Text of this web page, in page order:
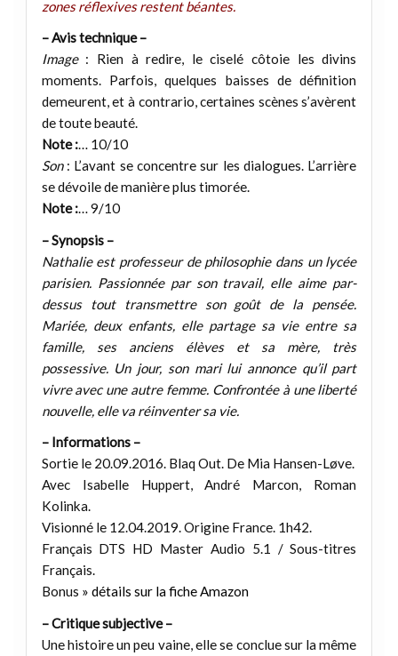
zones réflexives restent béantes.
– Avis technique –
Image: Rien à redire, le ciselé côtoie les divins
moments. Parfois, quelques baisses de définition
demeurent, et à contrario, certaines scènes s’avèrent
de toute beauté.
Note :… 10/10
Son: L’avant se concentre sur les dialogues. L’arrière
se dévoile de manière plus timorée.
Note :… 9/10
– Synopsis –
Nathalie est professeur de philosophie dans un lycée
parisien. Passionnée par son travail, elle aime par-
dessus tout transmettre son goût de la pensée.
Mariée, deux enfants, elle partage sa vie entre sa
famille, ses anciens élèves et sa mère, très
possessive. Un jour, son mari lui annonce qu’il part
vivre avec une autre femme. Confrontée à une liberté
nouvelle, elle va réinventer sa vie.
– Informations –
Sortie le 20.09.2016. Blaq Out. De Mia Hansen-Løve.
Avec Isabelle Huppert, André Marcon, Roman
Kolinka.
Visionné le 12.04.2019. Origine France. 1h42.
Français DTS HD Master Audio 5.1 / Sous-titres
Français.
Bonus » détails sur la fiche Amazon
– Critique subjective –
Une histoire un peu vaine, elle se conclue sur la même